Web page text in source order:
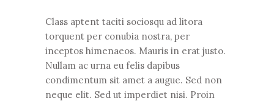
Class aptent taciti sociosqu ad litora
torquent per conubia nostra, per
inceptos himenaeos. Mauris in erat justo.
Nullam ac urna eu felis dapibus
condimentum sit amet a augue. Sed non
neque elit. Sed ut imperdiet nisi. Proin